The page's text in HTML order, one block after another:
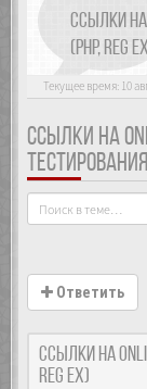
ССЫЛКИ НА
(PHP, REG
Текущее время: 10
ССЫЛКИ НА
ТЕСТИРОВАНИЯ
Ответить
Ссылки на
reg ex)